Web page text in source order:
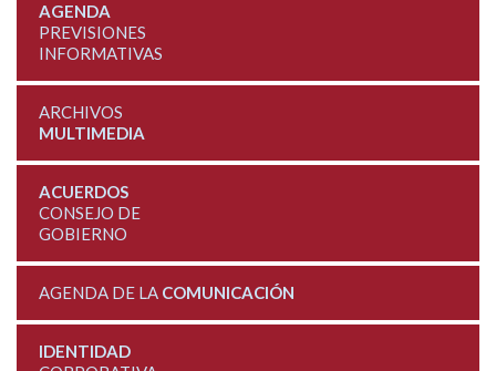
AGENDA
PREVISIONES
INFORMATIVAS
ARCHIVOS
MULTIMEDIA
ACUERDOS
CONSEJO DE
GOBIERNO
AGENDA DE LA COMUNICACIÓN
IDENTIDAD